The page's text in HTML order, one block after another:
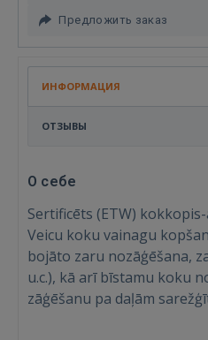
Предложить заказ
ИНФОРМАЦИЯ
ОТЗЫВЫ
О себе
Sertificēts (ETW)
Veicu koku vainagu
bojāto zaru nozāģēšana,
u.c.), kā arī bīstamu koku
zāģēšanu pa daļām